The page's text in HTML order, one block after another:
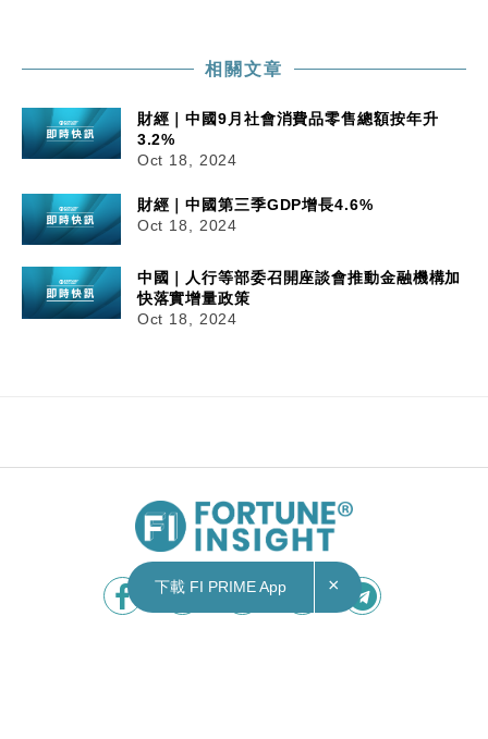
相關文章
財經｜中國9月社會消費品零售總額按年升
3.2%
Oct 18, 2024
財經｜中國第三季GDP增長4.6%
Oct 18, 2024
中國｜人行等部委召開座談會推動金融機構加
快落實增量政策
Oct 18, 2024
財經｜中國9月社會消費品零售總額按年升3.2%
國家統計局公布，9月份社會消費品零售總額4.11萬
下載 FI PRIME App ×